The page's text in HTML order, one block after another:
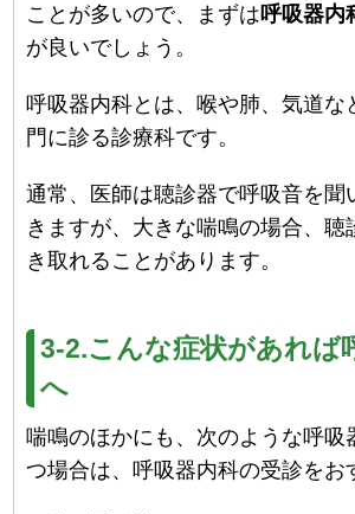
ことが多いので、まずは呼吸器内
が良いでしょう。
呼吸器内科とは、喉や肺、気道な
門に診る診療科です。
通常、医師は聴診器で呼吸音を聞
きますが、大きな喘鳴の場合、聴
き取れることがあります。
3-2.こんな症状があれば
へ
喘鳴のほかにも、次のような呼吸
つ場合は、呼吸器内科の受診をお